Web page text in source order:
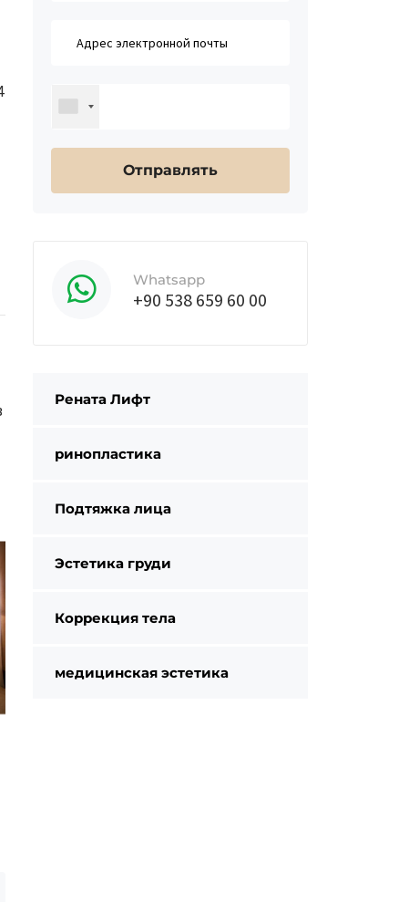
Whatsapp
+90 538 659 60 00
Рената Лифт
ринопластика
Подтяжка лица
Эстетика груди
Коррекция тела
медицинская эстетика